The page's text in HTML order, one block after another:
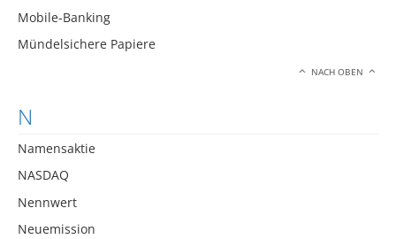
Mobile-Banking
Mündelsichere Papiere
NACH OBEN
N
Namensaktie
NASDAQ
Nennwert
Neuemission